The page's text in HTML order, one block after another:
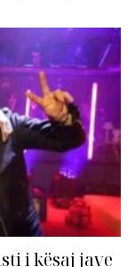
ndër vite.
i kësaj jave